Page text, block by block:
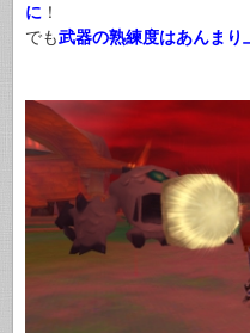
に ！
でも武器の熟練度はあんまり